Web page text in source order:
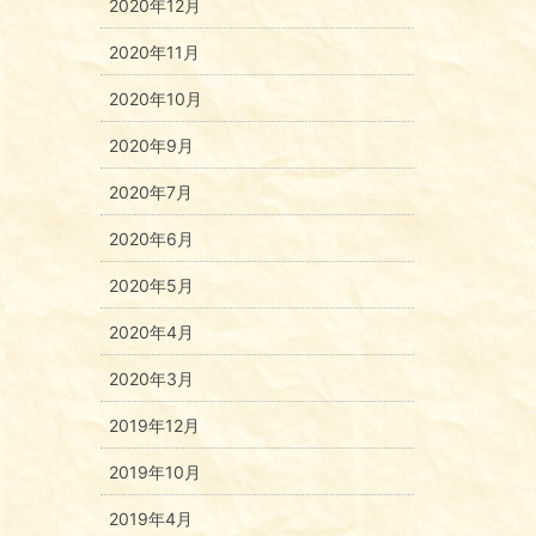
2020年12月
2020年11月
2020年10月
2020年9月
2020年7月
2020年6月
2020年5月
2020年4月
2020年3月
2019年12月
2019年10月
2019年4月